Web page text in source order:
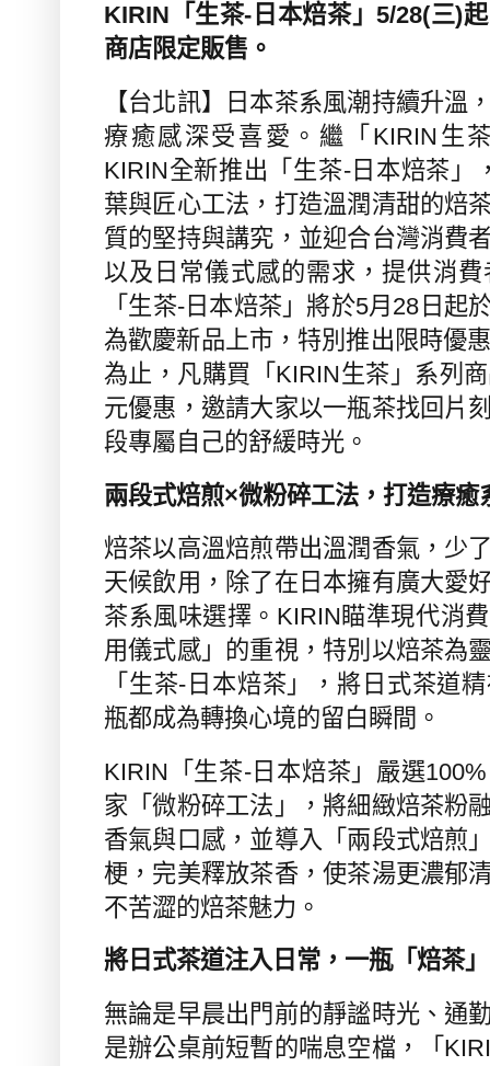
KIRIN 「生茶- 日本焙茶」5/28(三)
商店限定販售。
【台北訊】
日本茶系風潮持續升溫
療癒感深受喜愛。繼「 KIRIN 生
KIRIN全新推出「生茶-日本焙茶」
葉與匠心工法，打造溫潤清甜的焙
質的堅持與講究，並迎合台灣消費
以及日常儀式感的需求，提供消
「生茶-日本焙茶」將於5月 28 日起
為歡慶新品上市，特別推出限時優
為止，凡購買「 KIRIN生茶」系列
元優惠，邀請大家以一瓶茶找回片
段專屬自己的舒緩時光。
兩段式焙煎×微粉碎工法，打造療癒
焙茶以高溫焙煎帶出溫潤香氣，少
天候飲用，除了在日本擁有廣大愛
茶系風味選擇。 KIRIN 瞄準現代消
用儀式感」的重視，特別以焙茶為
「生茶- 日本焙茶」，將日式茶道
瓶都成為轉換心境的留白瞬間。
KIRIN 「生茶-日本焙茶」嚴選100%
家「微粉碎工法」，將細緻焙茶粉
香氣與口感，並導入「 兩段式焙煎
梗，完美釋放茶香，使茶湯更濃郁
不苦澀的焙茶魅力。
將日式茶道注入日常，一瓶「焙茶
無論是早晨出門前的靜謐時光、通
是辦公桌前短暫的喘息空檔，「